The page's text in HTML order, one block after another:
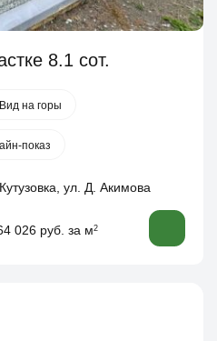
8.1 сот.
Вид на горы
показ
ул. Д. Акимова
026 руб. за м2